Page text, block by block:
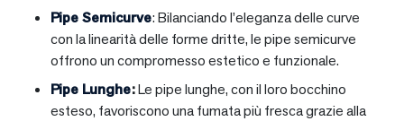
Pipe Semicurve: Bilanciando l’eleganza delle curve
con la linearità delle forme dritte, le pipe semicurve
offrono un compromesso estetico e funzionale.
Pipe Lunghe:Le pipe lunghe, con il loro bocchino
esteso, favoriscono una fumata più fresca grazie alla